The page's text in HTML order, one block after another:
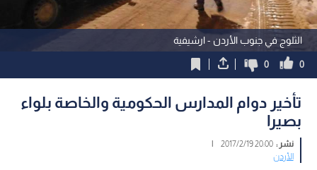
الثلوج في جنوب الأردن - ارشيفية
0
0
تأخير دوام المدارس الحكومية والخاصة بلواء
بصيرا
نشر :20:00 2017/2/19
|
الأردن